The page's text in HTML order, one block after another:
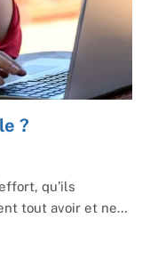
?
qu’ils
tout avoir et ne…